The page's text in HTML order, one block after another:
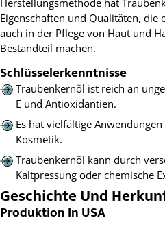
Eigenschaften und Qualitäten, die
auch in der Pflege von Haut und
Bestandteil machen.
Schlüsselerkenntnisse
Traubenkernöl ist reich an
E und Antioxidantien.
Es hat vielfältige
Kosmetik.
Traubenkernöl kann durch
Kaltpressung oder chemische
Geschichte Und
Produktion In USA